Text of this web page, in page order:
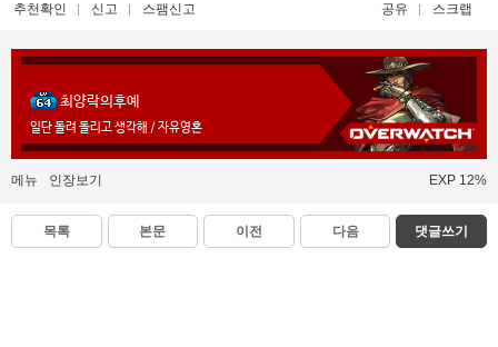
추천확인 신고 스팸신고 공유 스크랩
최양락의후예
일단 돌려 돌리고 생각해 / 자유영혼
메뉴 인장보기 EXP 12%
목록 본문 이전 다음 댓글쓰기